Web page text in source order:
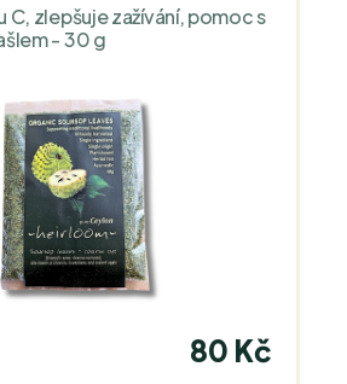
C, zlepšuje zažívání, pomoc s
- 30 g
80 Kč